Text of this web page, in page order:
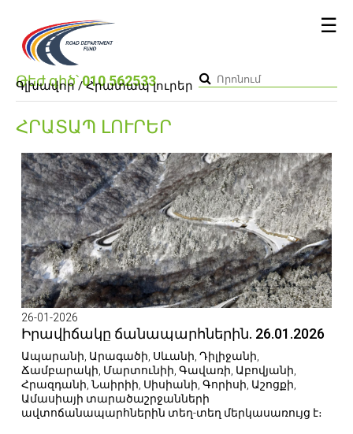
☰
Թեժ գիծ՝010 562533
Գլխավոր / Հրատապ լուրեր
ՀՐԱՏԱՊ ԼՈՒՐԵՐ
26-01-2026
Իրավիճակը ճանապարհներին. 26.01.2026
Ապարանի, Արագածի, Սևանի, Դիլիջանի,
Ճամբարակի, Մարտունիի, Գավառի, Աբովյանի,
Հրազդանի, Նաիրիի, Սիսիանի, Գորիսի, Աշոցքի,
Ամասիայի տարածաշրջանների
ավտոճանապարհներին տեղ-տեղ մերկասառույց է։